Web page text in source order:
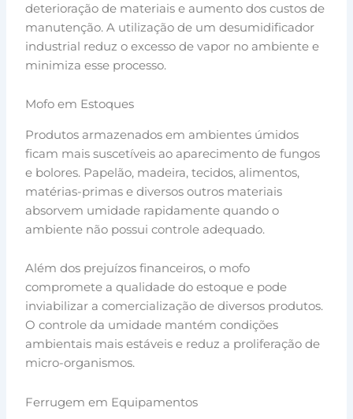
deterioração de materiais e aumento dos custos de
manutenção. A utilização de um desumidificador
industrial reduz o excesso de vapor no ambiente e
minimiza esse processo.
Mofo em Estoques
Produtos armazenados em ambientes úmidos
ficam mais suscetíveis ao aparecimento de fungos
e bolores. Papelão, madeira, tecidos, alimentos,
matérias-primas e diversos outros materiais
absorvem umidade rapidamente quando o
ambiente não possui controle adequado.
Além dos prejuízos financeiros, o mofo
compromete a qualidade do estoque e pode
inviabilizar a comercialização de diversos produtos.
O controle da umidade mantém condições
ambientais mais estáveis e reduz a proliferação de
micro-organismos.
Ferrugem em Equipamentos